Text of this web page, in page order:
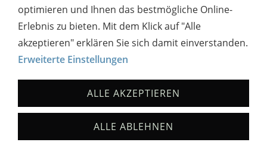
optimieren und Ihnen das bestmögliche Online-
Erlebnis zu bieten. Mit dem Klick auf "Alle
akzeptieren" erklären Sie sich damit einverstanden.
Erweiterte Einstellungen
ALLE AKZEPTIEREN
ALLE ABLEHNEN